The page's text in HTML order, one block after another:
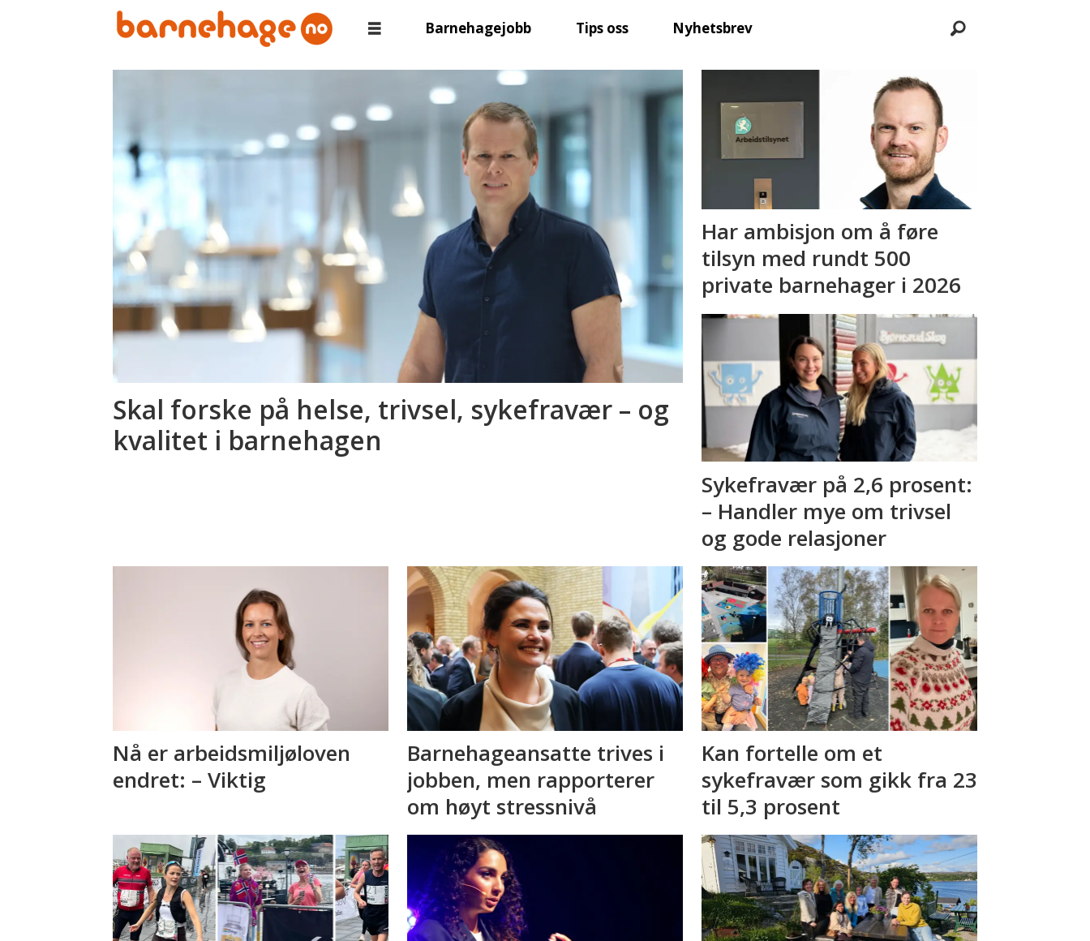
Barnehagejobb Tips oss Nyhetsbrev
arbeidsmiljø
Skal forske på helse, trivsel, sykefravær – og
kvalitet i barnehagen
Har ambisjon om å føre
tilsyn med rundt 500
private barnehager i 2026
Sykefravær på 2,6 prosent:
– Handler mye om trivsel
og gode relasjoner
Nå er arbeidsmiljøloven
endret: – Viktig
Barnehageansatte trives i
jobben, men rapporterer
om høyt stressnivå
Kan fortelle om et
sykefravær som gikk fra 23
til 5,3 prosent